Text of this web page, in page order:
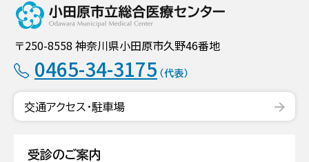
〒250-8558 神奈川県小田原市久野46番地
0465-34-3175 （代表）
交通アクセス・駐車場
受診のご案内